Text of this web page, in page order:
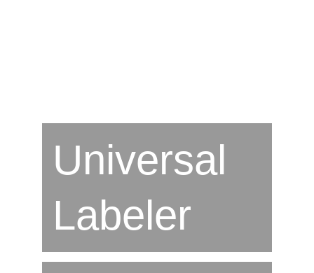
Universal
Labeler